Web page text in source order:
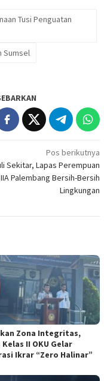
Tusi Penguatan
Sumsel
Pos berikutnya
Sekitar, Lapas Perempuan
Palembang Bersih-Bersih
Lingkungan
Zona Integritas,
Kelas II OKU Gelar
Ikrar “Zero Halinar”